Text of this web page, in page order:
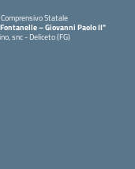
Statale
– Giovanni Paolo II"
snc - Deliceto (FG)